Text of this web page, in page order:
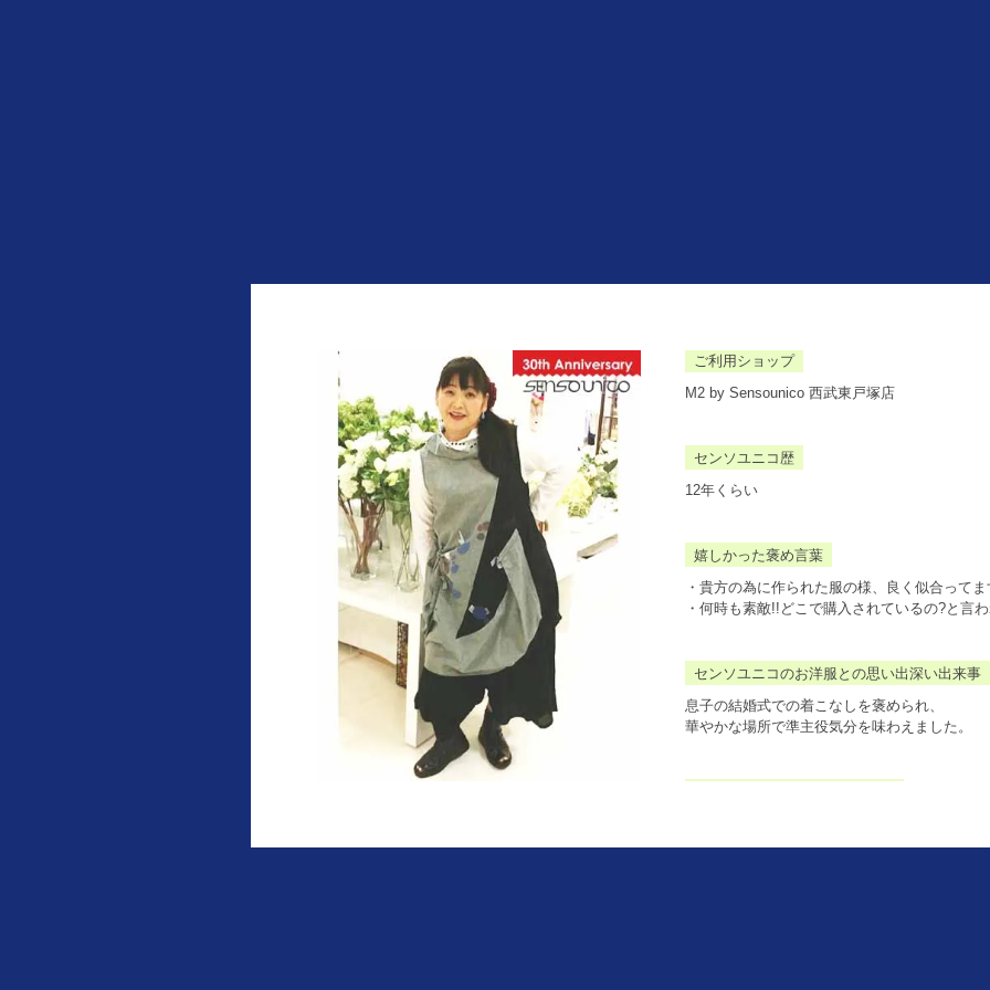
ご利用ショップ
M2 by Sensounico 西武東戸塚店
センソユニコ歴
12年くらい
嬉しかった褒め言葉
・貴方の為に作られた服の様、良く似合って
・何時も素敵!!どこで購入されているの?と言
センソユニコのお洋服との思い出深い出来事
息子の結婚式での着こなしを褒められ、
華やかな場所で準主役気分を味わえました。
んの